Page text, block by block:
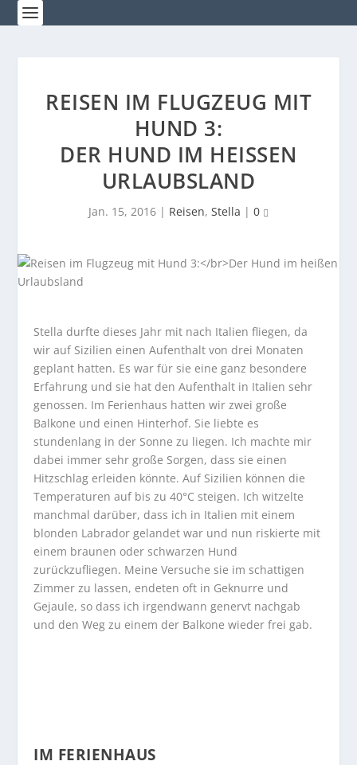
REISEN IM FLUGZEUG MIT
HUND 3:
DER HUND IM HEISSEN U
RLAUBSLAND
Jan. 15, 2016 | Reisen, Stella | 0
Stella durfte dieses Jahr mit nach Italien fliegen, da
wir auf Sizilien einen Aufenthalt von drei Monaten
geplant hatten. Es war für sie eine ganz besondere
Erfahrung und sie hat den Aufenthalt in Italien sehr
genossen. Im Ferienhaus hatten wir zwei große
Balkone und einen Hinterhof. Sie liebte es
stundenlang in der Sonne zu liegen. Ich machte mir
dabei immer sehr große Sorgen, dass sie einen
Hitzschlag erleiden könnte. Auf Sizilien können die
Temperaturen auf bis zu 40°C steigen. Ich witzelte
manchmal darüber, dass ich in Italien mit einem
blonden Labrador gelandet war und nun riskierte mit
einem braunen oder schwarzen Hund
zurückzufliegen. Meine Versuche sie im schattigen
Zimmer zu lassen, endeten oft in Geknurre und
Gejaule, so dass ich irgendwann genervt nachgab
und den Weg zu einem der Balkone wieder frei gab.
IM FERIENHAUS